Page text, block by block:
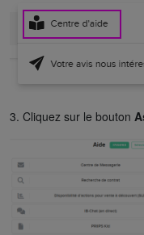
3. Cliquez sur le bouton